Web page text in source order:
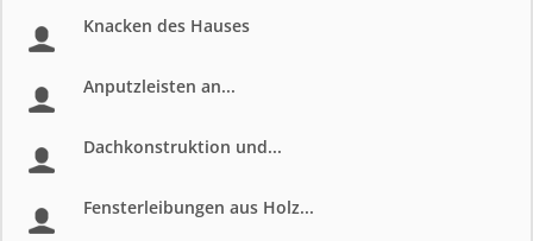
Knacken des Hauses
Anputzleisten an...
Dachkonstruktion und...
Fensterleibungen aus Holz...